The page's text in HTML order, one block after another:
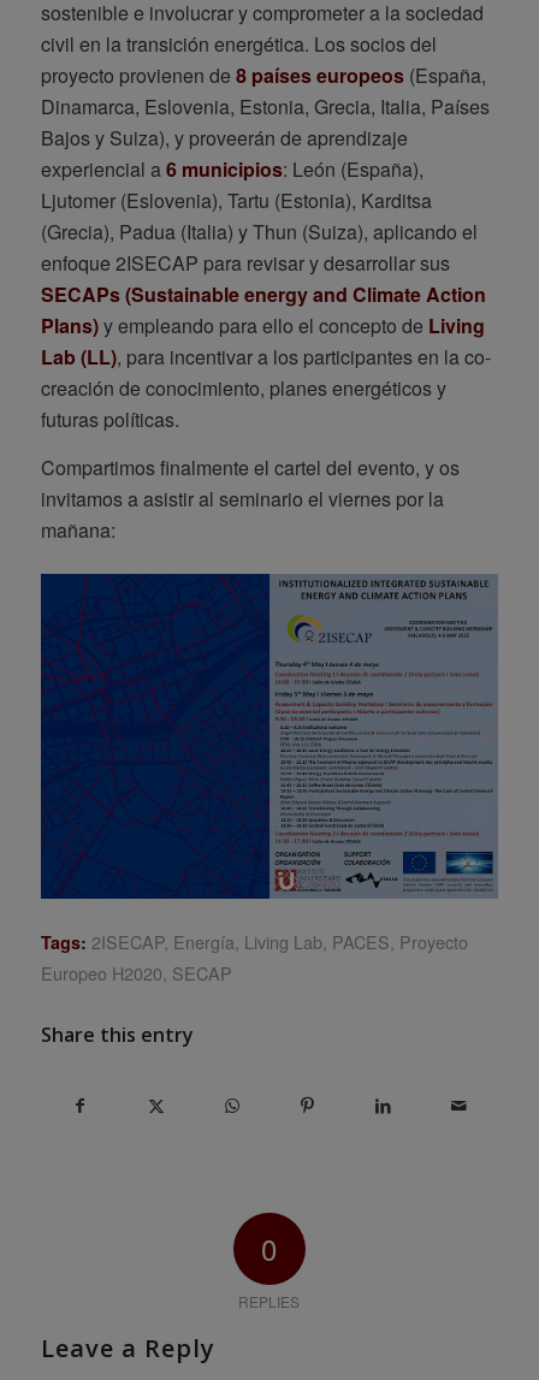
sostenible e involucrar y comprometer a la sociedad
civil en la transición energética. Los socios del
proyecto provienen de 8 países europeos(España,
Dinamarca, Eslovenia, Estonia, Grecia, Italia, Países
Bajos y Suiza), y proveerán de aprendizaje
experiencial a6 municipios: León (España),
Ljutomer (Eslovenia), Tartu (Estonia), Karditsa
(Grecia), Padua (Italia) y Thun (Suiza), aplicando el
enfoque 2ISECAP para revisar y desarrollar sus
SECAPs (Sustainable energy and Climate Action
Plans)y empleando para ello el concepto de Living
Lab (LL), para incentivar a los participantes en la co-
creación de conocimiento, planes energéticos y
futuras políticas.
Compartimos finalmente el cartel del evento, y os
invitamos a asistir al seminario el viernes por la
mañana:
Tags: 2ISECAP, Energía, Living Lab, PACES, Proyecto
Europeo H2020, SECAP
Share this entry
0
REPLIES
Leave a Reply